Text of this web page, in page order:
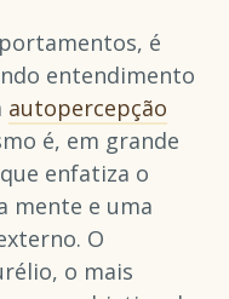
é
entendimento
autopercepção
é, em grande
enfatiza o
mente e uma
O
o mais